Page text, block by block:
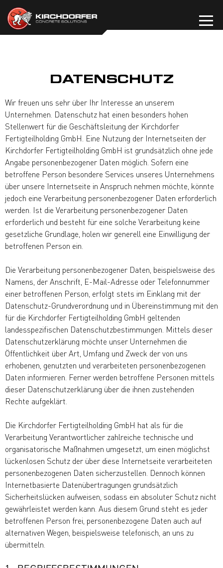
Inhalt
springen
DATENSCHUTZ
Wir freuen uns sehr über Ihr Interesse an unserem
Unternehmen. Datenschutz hat einen besonders hohen
Stellenwert für die Geschäftsleitung der Kirchdorfer
Fertigteilholding GmbH. Eine Nutzung der Internetseiten der
Kirchdorfer Fertigteilholding GmbH ist grundsätzlich ohne jede
Angabe personenbezogener Daten möglich. Sofern eine
betroffene Person besondere Services unseres Unternehmens
über unsere Internetseite in Anspruch nehmen möchte, könnte
jedoch eine Verarbeitung personenbezogener Daten erforderlich
werden. Ist die Verarbeitung personenbezogener Daten
erforderlich und besteht für eine solche Verarbeitung keine
gesetzliche Grundlage, holen wir generell eine Einwilligung der
betroffenen Person ein.
Die Verarbeitung personenbezogener Daten, beispielsweise des
Namens, der Anschrift, E-Mail-Adresse oder Telefonnummer
einer betroffenen Person, erfolgt stets im Einklang mit der
Datenschutz-Grundverordnung und in Übereinstimmung mit den
für die Kirchdorfer Fertigteilholding GmbH geltenden
landesspezifischen Datenschutzbestimmungen. Mittels dieser
Datenschutzerklärung möchte unser Unternehmen die
Öffentlichkeit über Art, Umfang und Zweck der von uns
erhobenen, genutzten und verarbeiteten personenbezogenen
Daten informieren. Ferner werden betroffene Personen mittels
dieser Datenschutzerklärung über die ihnen zustehenden
Rechte aufgeklärt.
Die Kirchdorfer Fertigteilholding GmbH hat als für die
Verarbeitung Verantwortlicher zahlreiche technische und
organisatorische Maßnahmen umgesetzt, um einen möglichst
lückenlosen Schutz der über diese Internetseite verarbeiteten
personenbezogenen Daten sicherzustellen. Dennoch können
Internetbasierte Datenübertragungen grundsätzlich
Sicherheitslücken aufweisen, sodass ein absoluter Schutz nicht
gewährleistet werden kann. Aus diesem Grund steht es jeder
betroffenen Person frei, personenbezogene Daten auch auf
alternativen Wegen, beispielsweise telefonisch, an uns zu
übermitteln.